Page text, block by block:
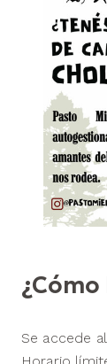
Se accede